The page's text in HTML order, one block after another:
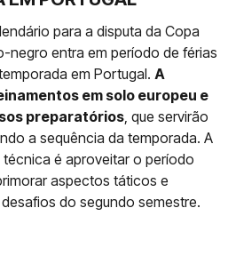
para a disputa da Copa
negro entra em período de férias
em Portugal. A
em solo europeu e
preparatórios , que servirão
a sequência da temporada. A
é aproveitar o período
aspectos táticos e
do segundo semestre.